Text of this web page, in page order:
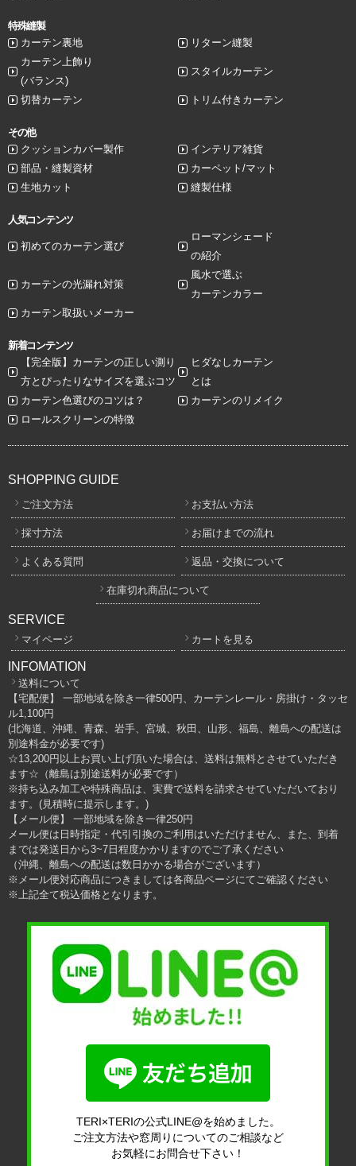
特殊縫製
カーテン裏地
リターン縫製
カーテン上飾り
(バランス)
スタイルカーテン
切替カーテン トリム付きカーテン
その他
クッションカバー製作
インテリア雑貨
部品・縫製資材
カーペット/マット
生地カット
縫製仕様
人気コンテンツ
初めてのカーテン選び
ローマンシェード
の紹介
カーテンの光漏れ対策
風水で選ぶ
カーテンカラー
カーテン取扱いメーカー
新着コンテンツ
【完全版】カーテンの正しい測り
方とぴったりなサイズを選ぶコツ
ヒダなしカーテン
とは
カーテン色選びのコツは？
カーテンのリメイク
ロールスクリーンの特徴
SHOPPING GUIDE
ご注文方法 お支払い方法
採寸方法 お届けまでの流れ
よくある質問 返品・交換について
在庫切れ商品について
SERVICE
マイページ カートを見る
INFOMATION
送料について
【宅配便】 一部地域を除き一律500円、カーテンレール・房掛け・タッセ
ル1,100円
(北海道、沖縄、青森、岩手、宮城、秋田、山形、福島、離島への配送は
別途料金が必要です)
☆13,200円以上お買い上げ頂いた場合は、送料は無料とさせていただき
ます☆（離島は別途送料が必要です）
※持ち込み加工や特殊商品は、実費で送料を請求させていただいており
ます。(見積時に提示します。)
【メール便】 一部地域を除き一律250円
メール便は日時指定・代引引換のご利用はいただけません、また、到着
までは発送日から3~7日程度かかりますのでご了承ください
（沖縄、離島への配送は数日かかる場合がございます）
※メール便対応商品につきましては各商品ページにてご確認ください
※上記全て税込価格となります。
TERI×TERIの公式LINE@を始めました。
ご注文方法や窓周りについてのご相談など
お気軽にお問合せ下さい！